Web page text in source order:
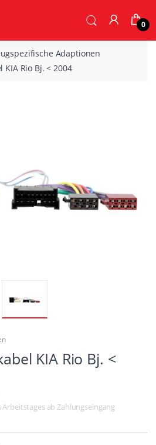
0
Adaptionen
KIA Rio Bj. < 2004
KIA Rio Bj. <
ab Zahlungseingang